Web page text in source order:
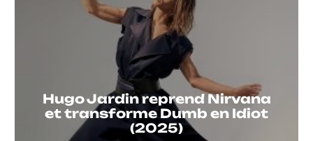
Hugo Jardin reprend Nirvana
et transforme Dumb en Idiot
(2025)